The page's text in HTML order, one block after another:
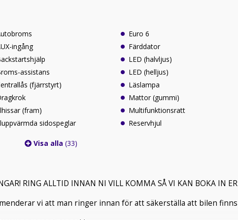
ingång
assistans
(fjärrstyrt)
(fram)
sidospeglar
Euro 6
Färddator
LED (halvljus)
LED (helljus)
Läslampa
Mattor (gummi)
Multifunktionsratt
Reservhjul
Visa alla(33)
RING ALLTID INNAN NI VILL KOMMA SÅ VI KAN BOKA IN ER
vi att man ringer innan för att säkerställa att bilen finns